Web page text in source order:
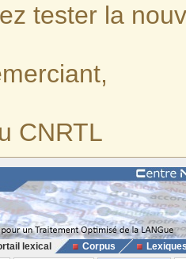
tester la
CNRTL
lexical Corpus